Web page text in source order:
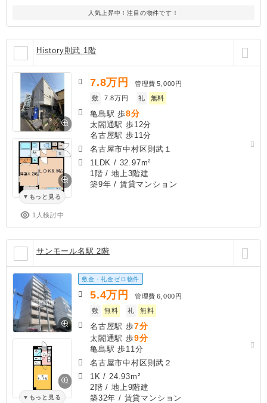
人気上昇中！注目の物件です！
History則武 1階
もっと見る
1人検討中
7.8万円 管理費 5,000円
敷
7.8万円 礼 無料
亀島駅 歩8分
太閤通駅 歩12分
名古屋駅 歩11分
名古屋市中村区則武１
1LDK / 32.97m²
1階 / 地上3階建
築9年 / 賃貸マンション
サンモール名駅 2階
もっと見る
敷金・礼金ゼロ物件
5.4万円 管理費 6,000円
敷
無料 礼 無料
名古屋駅 歩7分
太閤通駅 歩9分
亀島駅 歩11分
名古屋市中村区則武２
1K / 24.93m²
2階 / 地上9階建
築32年 / 賃貸マンション